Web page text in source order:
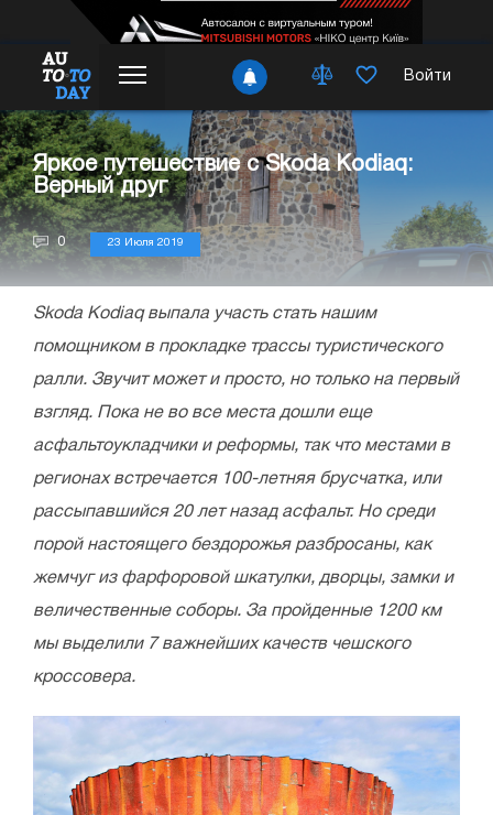
Войти
Яркое путешествие с Skoda Kodiaq:
Верный друг
0 23 Июля 2019
Skoda Kodiaq выпала участь стать нашим
помощником в прокладке трассы туристического
ралли. Звучит может и просто, но только на первый
взгляд. Пока не во все места дошли еще
асфальтоукладчики и реформы, так что местами в
регионах встречается 100-летняя брусчатка, или
рассыпавшийся 20 лет назад асфальт. Но среди
порой настоящего бездорожья разбросаны, как
жемчуг из фарфоровой шкатулки, дворцы, замки и
величественные соборы. За пройденные 1200 км
мы выделили 7 важнейших качеств чешского
кроссовера.